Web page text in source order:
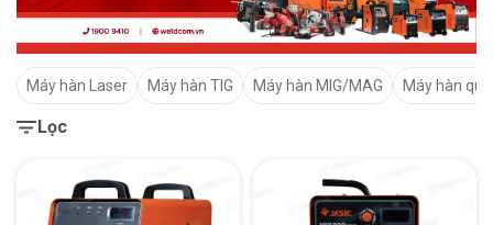
Máy hàn Laser Máy hàn TIG Máy hàn MIG/MAG Máy hàn que
Lọc